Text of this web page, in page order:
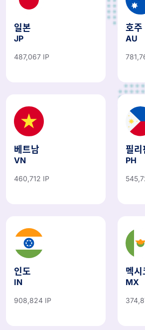
일본
JP
487,067 IP
호주
AU
베트남
VN
460,712 IP
필리
PH
인도
IN
908,824 IP
멕시
MX